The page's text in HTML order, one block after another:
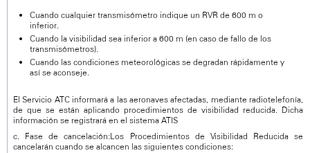
Cuando cualquier transmisómetro indique un RVR de 600 m o
inferior.
Cuando la visibilidad sea inferior a 600 m (en caso de fallo de los
transmisómetros).
Cuando las condiciones meteorológicas se degradan rápidamente y
así se aconseje.
El Servicio ATC informará a las aeronaves afectadas, mediante radiotelefonía,
de que se están aplicando procedimientos de visibilidad reducida. Dicha
información se registrará en el sistema ATIS
c. Fase de cancelación:Los Procedimientos de Visibilidad Reducida se
cancelarán cuando se alcancen las siguientes condiciones: